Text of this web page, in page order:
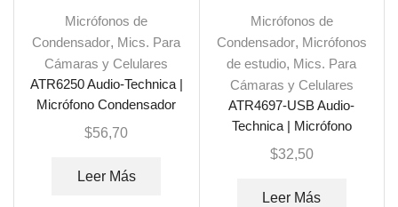
Micrófonos de
Condensador, Mics. Para
Cámaras y Celulares
ATR6250 Audio-Technica |
Micrófono Condensador
$56,70
Leer Más
Micrófonos de
Condensador, Micrófonos
de estudio, Mics. Para
Cámaras y Celulares
ATR4697-USB Audio-
Technica | Micrófono
Condensador
$32,50
Leer Más